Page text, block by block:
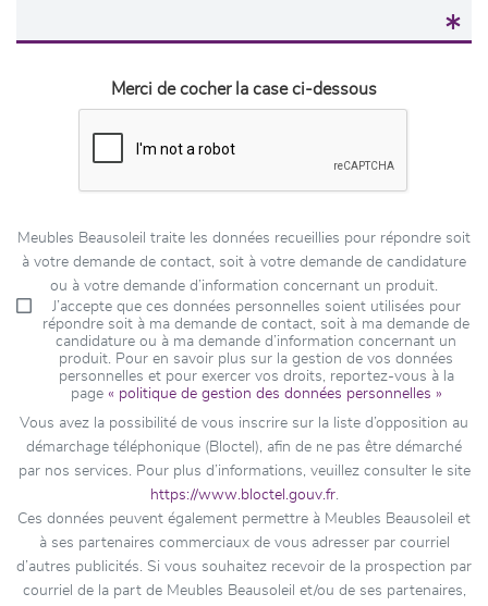
Merci de cocher la case ci-dessous
Meubles Beausoleil traite les données recueillies pour répondre soit
à votre demande de contact, soit à votre demande de candidature
ou à votre demande d’information concernant un produit.
J’accepte que ces données personnelles soient utilisées pour
répondre soit à ma demande de contact, soit à ma demande de
candidature ou à ma demande d’information concernant un
produit. Pour en savoir plus sur la gestion de vos données
personnelles et pour exercer vos droits, reportez-vous à la
page « politique de gestion des données personnelles »
Vous avez la possibilité de vous inscrire sur la liste d’opposition au
démarchage téléphonique (Bloctel), afin de ne pas être démarché
par nos services. Pour plus d’informations, veuillez consulter le site
https://www.bloctel.gouv.fr.
Ces données peuvent également permettre à Meubles Beausoleil et
à ses partenaires commerciaux de vous adresser par courriel
d’autres publicités. Si vous souhaitez recevoir de la prospection par
courriel de la part de Meubles Beausoleil et/ou de ses partenaires,